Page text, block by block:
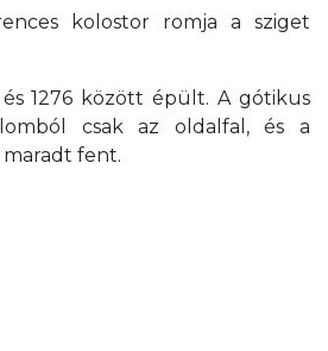
kolostor romja a sziget
1276 között épült. A gótikus
csak az oldalfal, és a
fent.